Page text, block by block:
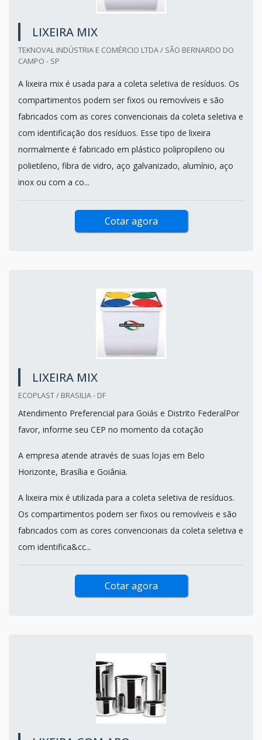
LIXEIRA MIX
TEKNOVAL INDÚSTRIA E COMÉRCIO LTDA / SÃO BERNARDO DO
CAMPO - SP
A lixeira mix é usada para a coleta seletiva de resíduos. Os
compartimentos podem ser fixos ou removíveis e são
fabricados com as cores convencionais da coleta seletiva e
com identificação dos resíduos. Esse tipo de lixeira
normalmente é fabricado em plástico polipropileno ou
polietileno, fibra de vidro, aço galvanizado, alumínio, aço
inox ou com a co...
Cotar agora
LIXEIRA MIX
ECOPLAST / BRASILIA - DF
Atendimento Preferencial para Goiás e Distrito FederalPor
favor, informe seu CEP no momento da cotação
A empresa atende através de suas lojas em Belo
Horizonte, Brasília e Goiânia.
A lixeira mix é utilizada para a coleta seletiva de resíduos.
Os compartimentos podem ser fixos ou removíveis e são
fabricados com as cores convencionais da coleta seletiva e
com identifica&cc...
Cotar agora